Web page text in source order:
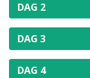
DAG 2
DAG 3
DAG 4